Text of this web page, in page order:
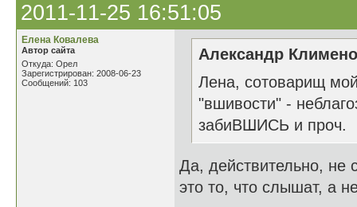
2011-11-25 16:51:05
Елена Ковалева
Автор сайта
Откуда: Орел
Зарегистрирован: 2008-06-23
Сообщений: 103
Александр
Лена, сотоварищ
"вшивости" -
забиВШИСЬ и проч.
Да, действительно, не
это то, что слышат, а